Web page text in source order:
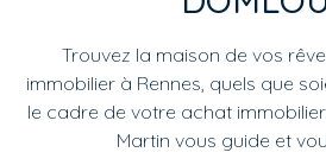
Trouvez la maison de vos
immobilier à Rennes, quels que
le cadre de votre achat
Martin vous guide et